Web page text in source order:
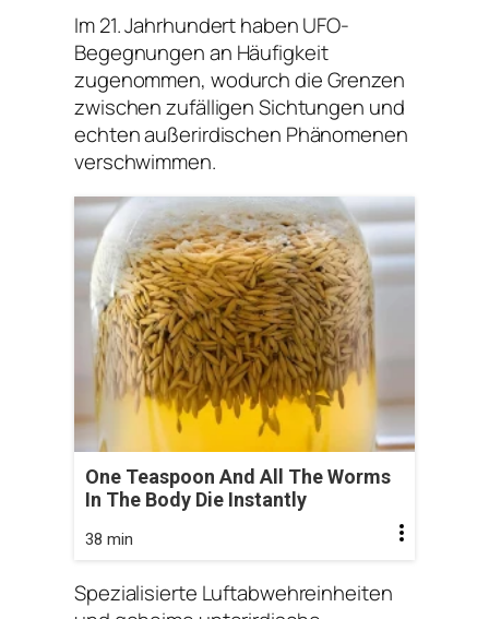
Im 21. Jahrhundert haben UFO-
Begegnungen an Häufigkeit
zugenommen, wodurch die Grenzen
zwischen zufälligen Sichtungen und
echten außerirdischen Phänomenen
verschwimmen.
One Teaspoon And All The Worms
In The Body Die Instantly
38 min
Spezialisierte Luftabwehreinheiten